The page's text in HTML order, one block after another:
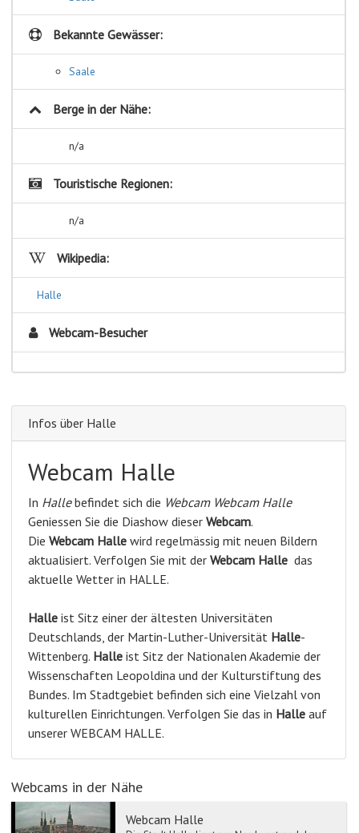
Bekannte Gewässer:
Saale
Berge in der Nähe:
n/a
Touristische Regionen:
n/a
Wikipedia:
Halle
Webcam-Besucher
Infos über Halle
Webcam Halle
In Hallebefindet sich die Webcam Webcam Halle
Geniessen Sie die Diashow dieser Webcam.
Die Webcam Halle wird regelmässig mit neuen Bildern
aktualisiert. Verfolgen Sie mit der Webcam Halle das
aktuelle Wetter in HALLE.
Halle ist Sitz einer der ältesten Universitäten
Deutschlands, der Martin-Luther-Universität Halle-
Wittenberg. Halle ist Sitz der Nationalen Akademie der
Wissenschaften Leopoldina und der Kulturstiftung des
Bundes. Im Stadtgebiet befinden sich eine Vielzahl von
kulturellen Einrichtungen. Verfolgen Sie das in Halle auf
unserer WEBCAM HALLE.
Webcams in der Nähe
Webcam Halle